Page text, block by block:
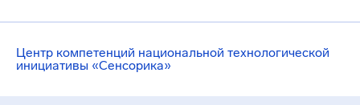
Центр компетенций национальной технологической
инициативы «Сенсорика»